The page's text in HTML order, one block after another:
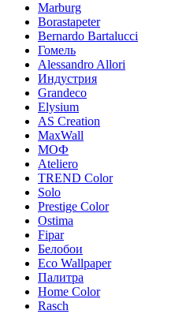
Marburg
Borastapeter
Bernardo Bartalucci
Гомель
Alessandro Allori
Индустрия
Grandeco
Elysium
AS Creation
MaxWall
МОФ
Ateliero
TREND Color
Solo
Prestige Color
Ostima
Fipar
Белобои
Eco Wallpaper
Палитра
Home Color
Rasch